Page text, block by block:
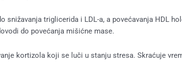
snižavanja triglicerida i LDL-a, a povećavanja
do povećanja mišićne mase.
kortizola koji se luči u stanju stresa. Skraćuje